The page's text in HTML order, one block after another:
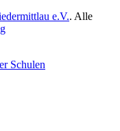
e.V.. Alle
Schulen